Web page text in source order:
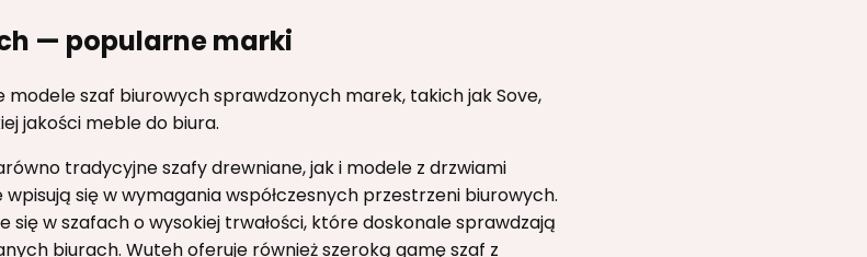
— popularne marki
szaf biurowych sprawdzonych marek, takich jak Sove,
jakości meble do biura.
tradycyjne szafy drewniane, jak i modele z drzwiami
się w wymagania współczesnych przestrzeni biurowych.
w szafach o wysokiej trwałości, które doskonale sprawdzają
biurach. Wuteh oferuje również szeroką gamę szaf z